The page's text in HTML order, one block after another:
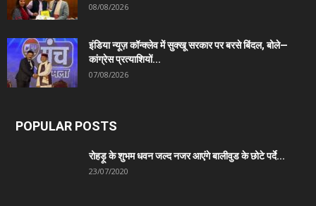
08/08/2026
इंडिया न्यूज़ कॉन्क्लेव में सुक्खू सरकार पर बरसे बिंदल, बोले—
कांग्रेस प्रत्याशियों...
07/08/2026
POPULAR POSTS
रोहड़ू के शुभम धवन जल्द नजर आएंगे बालीवुड के छोटे पर्दे...
23/07/2020